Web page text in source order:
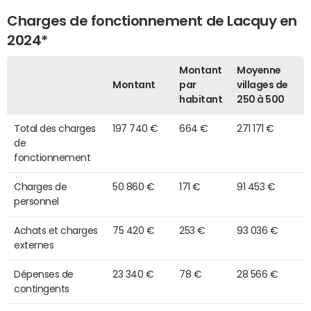
Charges de fonctionnement de Lacquy en
2024*
Montant
Montant
par
habitant
Moyenne
villages de
250 à 500
Total des charges
de
fonctionnement
197 740 € 664 € 271 171 €
Charges de
personnel
50 860 € 171 € 91 453 €
Achats et charges
externes
75 420 € 253 € 93 036 €
Dépenses de
contingents
23 340 € 78 € 28 566 €